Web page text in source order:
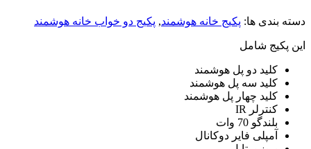
دسته بندی ها: پکیج خانه هوشمند, پکیج دو خواب خانه هوشمند
این پکیج شامل
کلید دو پل هوشمند
کلید سه پل هوشمند
کلید چهار پل هوشمند
کنترلر IR
بلندگو 70 وات
آمپلی فایر دوکانال